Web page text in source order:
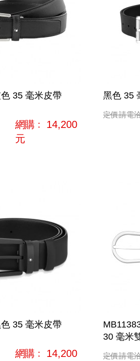
35 毫米皮帶
網購﹕ 14,200
元
黑色 35
定價請電
35 毫米皮帶
網購﹕ 14,200
30 毫米
定價請電